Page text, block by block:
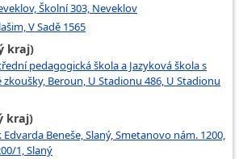
Školní 303, Neveklov
V Sadě 1565
kraj)
pedagogická škola a Jazyková škola s
Beroun, U Stadionu 486, U Stadionu
kraj)
Beneše, Slaný, Smetanovo nám. 1200,
1, Slaný